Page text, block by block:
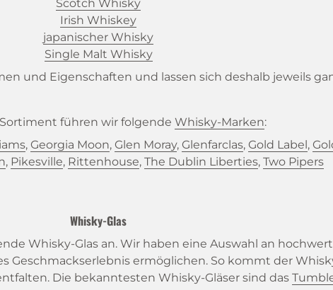
Scotch Whisky
Irish Whiskey
japanischer Whisky
Single Malt Whisky
und Eigenschaften und lassen sich deshalb jeweils
führen wir folgende Whisky-Marken:
, Georgia Moon, Glen Moray, Glenfarclas, Gold Label,
, Pikesville, Rittenhouse, The Dublin Liberties, Two Pipers
Whisky-Glas
Whisky-Glas an. Wir haben eine Auswahl an
ermöglichen. So kommt der
Die bekanntesten Whisky-Gläser sind das